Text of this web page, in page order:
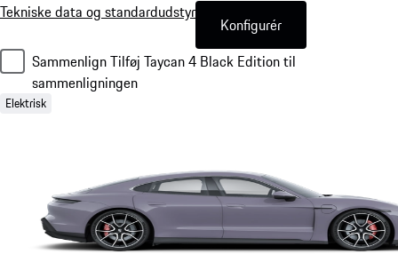
Tekniske data og standardudstyr
Konfigurér
SammenlignTilføj Taycan 4 Black Edition til
sammenligningen
Elektrisk